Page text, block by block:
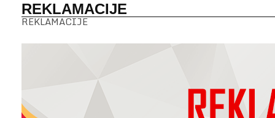
REKLAMACIJE
REKLAMACIJE